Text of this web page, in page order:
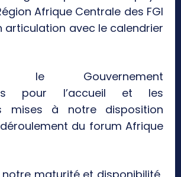
Afrique Centrale des FGI
articulation avec le calendrier
le Gouvernement
pour l’accueil et les
mises à notre disposition
du forum Afrique